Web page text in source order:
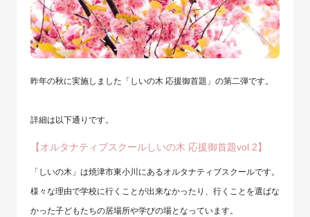
昨年の秋に実施しました「しいの木 応援御首題」の第二弾です。
詳細は以下通りです。
【オルタナティブスクールしいの木 応援御首題vol.2】
「しいの木」は焼津市東小川にあるオルタナティブスクールです。
様々な理由で学校に行くことが出来なかったり、行くことを選ばな
かった子どもたちの居場所や学びの場となっています。